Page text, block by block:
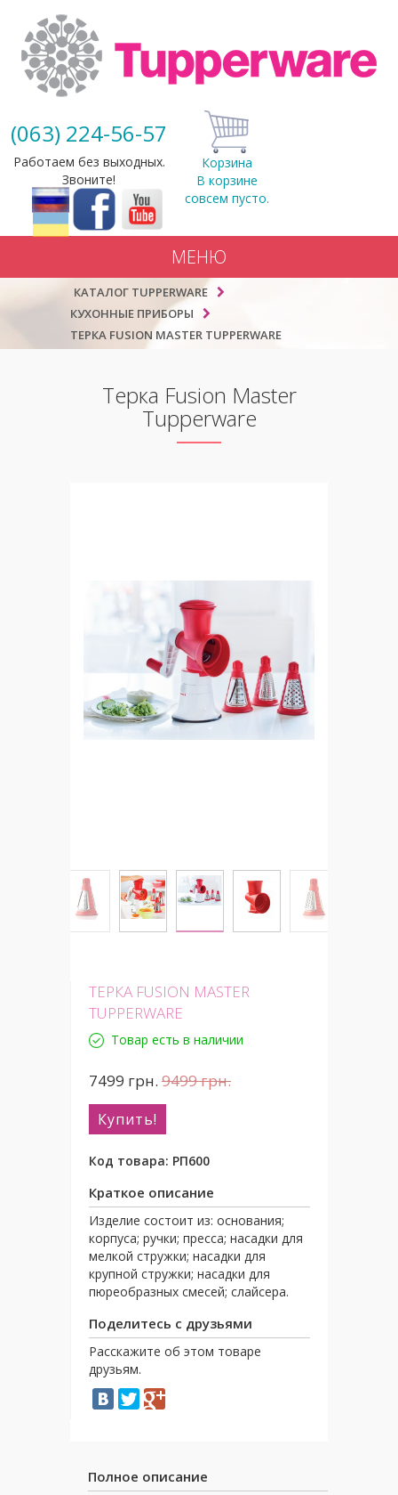
(063) 224-56-57
Работаем без выходных.
Звоните!
Корзина
В корзине
совсем пусто.
МЕНЮ
КАТАЛОГ TUPPERWARE
КУХОННЫЕ ПРИБОРЫ
ТЕРКА FUSION MASTER TUPPERWARE
Терка Fusion Master
Tupperware
ТЕРКА FUSION MASTER
TUPPERWARE
Товар есть в наличии
7499 грн. 9499грн.
Купить!
Код товара: РП600
Краткое описание
Изделие состоит из: основания;
корпуса; ручки; пресса; насадки для
мелкой стружки; насадки для
крупной стружки; насадки для
пюреобразных смесей; слайсера.
Поделитесь с друзьями
Расскажите об этом товаре
друзьям.
Полное описание